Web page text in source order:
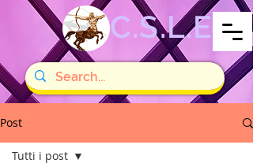
C.S.L.E
Post
Tutti i post